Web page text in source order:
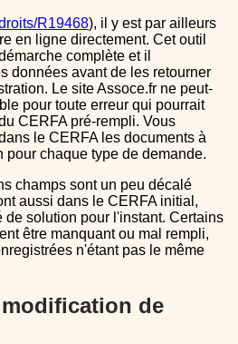
R19468), il y est par ailleurs
en ligne directement. Cet outil
complète et il
données avant de les retourner
Le site Assoce.fr ne peut-
pour toute erreur qui pourrait
CERFA pré-rempli. Vous
le CERFA les documents à
pour chaque type de demande.
aussi dans le CERFA initial,
de solution pour l'instant. Certains
être manquant ou mal rempli,
n'étant pas le même